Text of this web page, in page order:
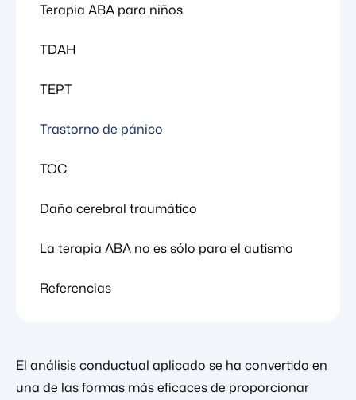
Terapia ABA para niños
TDAH
TEPT
Trastorno de pánico
TOC
Daño cerebral traumático
La terapia ABA no es sólo para el autismo
Referencias
El análisis conductual aplicado se ha convertido en
una de las formas más eficaces de proporcionar